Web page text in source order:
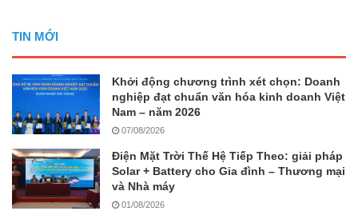
TIN MỚI
Khởi động chương trình xét chọn: Doanh
nghiệp đạt chuẩn văn hóa kinh doanh Việt
Nam – năm 2026
07/08/2026
Điện Mặt Trời Thế Hệ Tiếp Theo: giải pháp
Solar + Battery cho Gia đình – Thương mại
và Nhà máy
01/08/2026